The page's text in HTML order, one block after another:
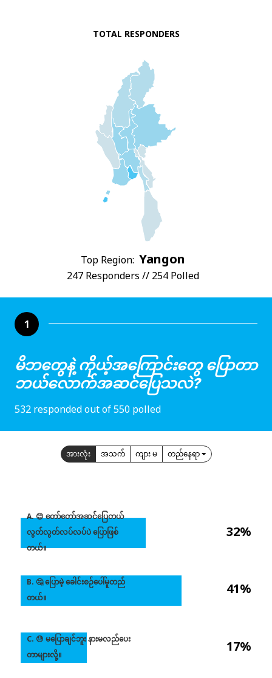
TOTAL RESPONDERS
Top Region: Yangon
247 Responders // 254 Polled
1
မိဘတွေနဲ့ ကိုယ့်အကြောင်းတွေ ပြောတာ
ဘယ်လောက်အဆင်ပြေသလဲ?
532 responded out of 550 polled
အားလုံး အသက် ကျား မ တည်နေရာ
32%
41%
17%
A. 😊 တော်တော်အဆင်ပြေတယ်
လွတ်လွတ်လပ်လပ်ပဲ ပြောဖြစ်
တယ်။
B. 🤔 ပြောမဲ့ ခေါင်းစဉ်ပေါ်မူတည်
တယ်။
C. 😓 မပြောချင်ဘူး နားမလည်ပေး
တာများလို့။